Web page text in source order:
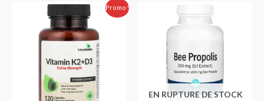
Promo !
Le
prix
initial
était :
360.00 Dhs.
Le
prix
est :
330.00 Dhs.
EN RUPTURE DE STOCK